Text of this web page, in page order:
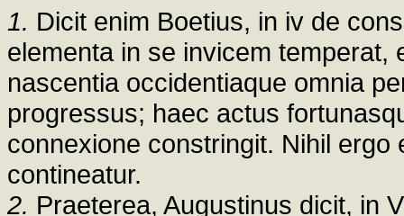
1. Dicit enim Boetius, in iv de
elementa in se invicem temperat,
nascentia occidentiaque omnia
progressus; haec actus
connexione constringit. Nihil
contineatur.
2. Praeterea, Augustinus dicit, in